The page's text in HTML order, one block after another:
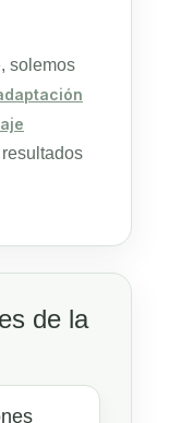
solemos
de la